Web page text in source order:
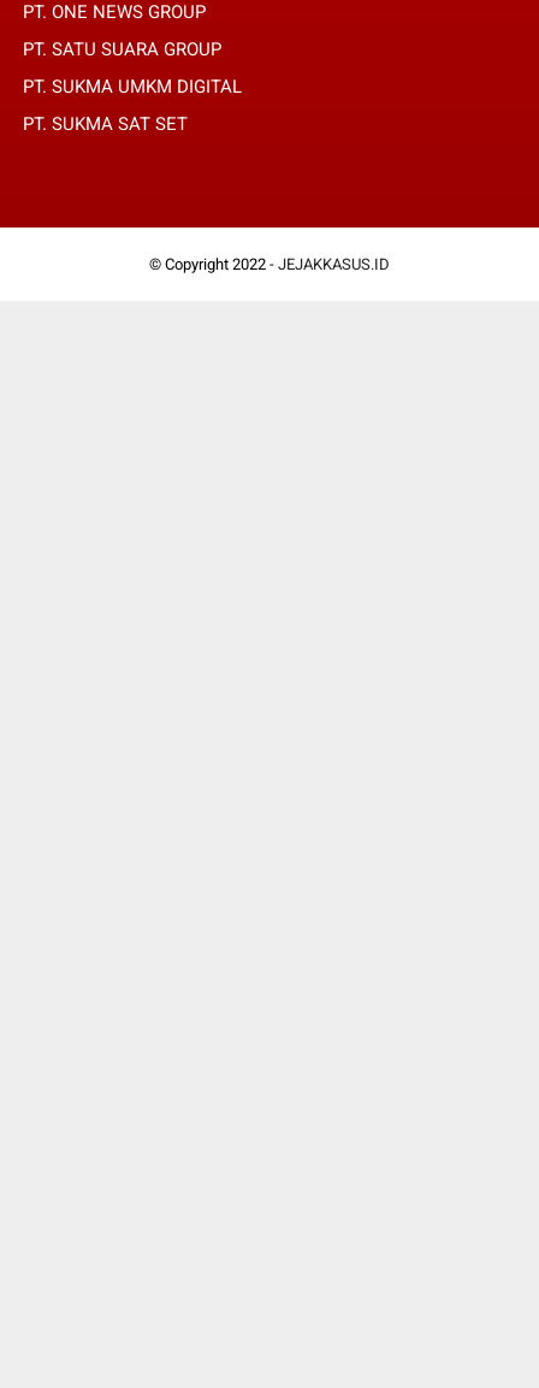
PT. ONE NEWS GROUP
PT. SATU SUARA GROUP
PT. SUKMA UMKM DIGITAL
PT. SUKMA SAT SET
© Copyright 2022 - JEJAKKASUS.ID